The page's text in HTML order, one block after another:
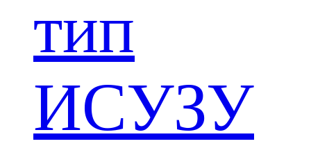
тип
ИСУЗУ